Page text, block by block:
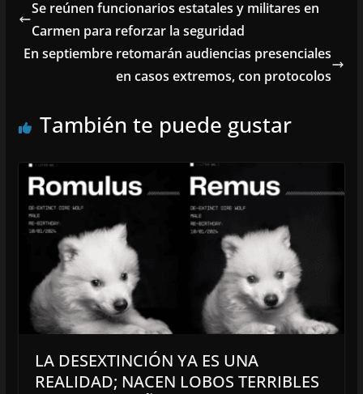
Se reúnen funcionarios estatales y militares en
Carmen para reforzar la seguridad
En septiembre retomarán audiencias presenciales
en casos extremos, con protocolos
También te puede gustar
LA DESEXTINCIÓN YA ES UNA
REALIDAD; NACEN LOBOS TERRIBLES